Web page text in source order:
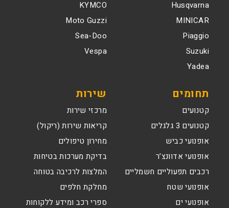
Husqvarna
KYMCO
MINICAR
Moto Guzzi
Piaggio
Sea-Doo
Suzuki
Vespa
Yadea
תחומים
קטנועים
קטנועים 3 גלגלים
אופנועי כביש
אופנועי אדוונצ’ר
רכבים תפעוליים חשמליים
אופנועי שטח
אופנועי ים
שירות
מרכזי שירות
קריאות שירות (ריקול)
מחירון טיפולים
בדיקת מערכות בטיחות
המלצות לרכיבה בטוחה
מחלקת חלפים
ספרי רכב ומידע ללקוחות